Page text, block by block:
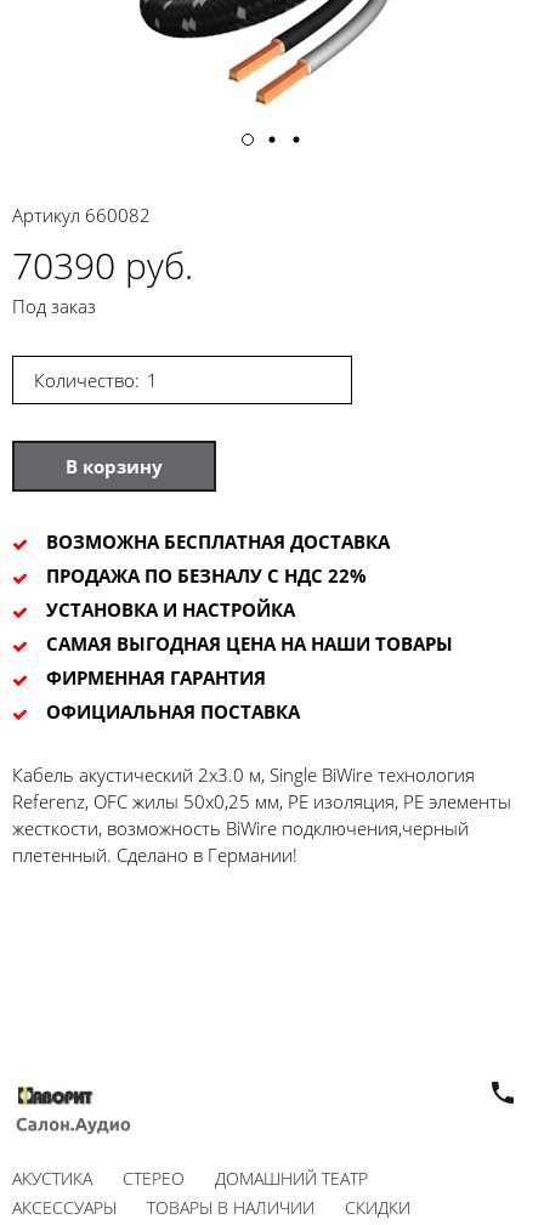
Артикул 660082
70390 руб.
Под заказ
Количество:
В корзину
ВОЗМОЖНА БЕСПЛАТНАЯ ДОСТАВКА
ПРОДАЖА ПО БЕЗНАЛУ С НДС 22%
УСТАНОВКА И НАСТРОЙКА
САМАЯ ВЫГОДНАЯ ЦЕНА НА НАШИ ТОВАРЫ
ФИРМЕННАЯ ГАРАНТИЯ
ОФИЦИАЛЬНАЯ ПОСТАВКА
Кабель акустический 2х3.0 м, Single BiWire технология
Referenz, OFC жилы 50х0,25 мм, РЕ изоляция, РЕ элементы
жесткости, возможность BiWire подключения,черный
плетенный. Сделано в Германии!
АКУСТИКА СТЕРЕО
ДОМАШНИЙ ТЕАТР
АКСЕССУАРЫ
ТОВАРЫ В НАЛИЧИИ СКИДКИ